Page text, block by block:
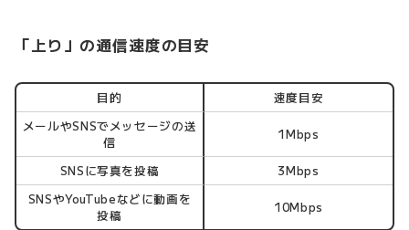
「上り」の通信速度の目安
目的
速度目安
メールやSNSでメッセージの送
信
1Mbps
SNSに写真を投稿
3Mbps
SNSやYouTubeなどに動画を
投稿
10Mbps